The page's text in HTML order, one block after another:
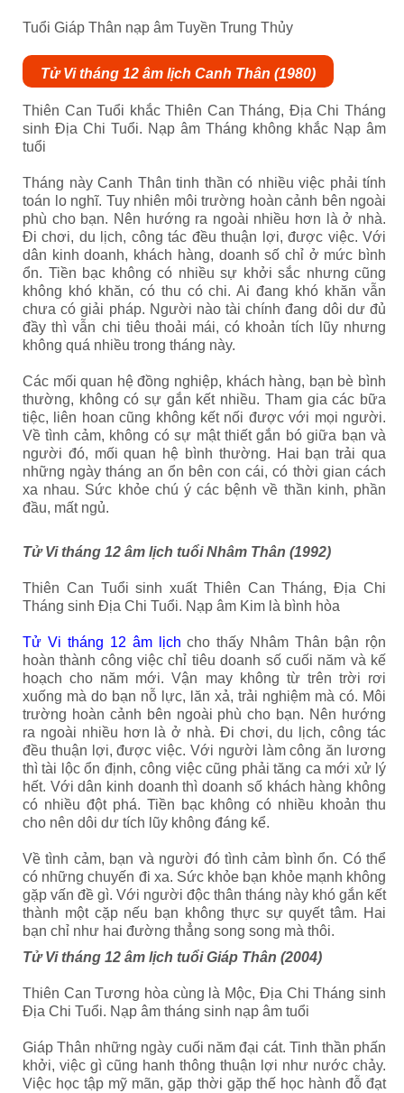
Tuổi Giáp Thân nạp âm Tuyền Trung Thủy
Tử Vi tháng 12 âm lịch Canh Thân (1980)
Thiên Can Tuổi khắc Thiên Can Tháng, Địa Chi Tháng
sinh Địa Chi Tuổi. Nạp âm Tháng không khắc Nạp âm
tuổi
Tháng này Canh Thân tinh thần có nhiều việc phải tính
toán lo nghĩ. Tuy nhiên môi trường hoàn cảnh bên ngoài
phù cho bạn. Nên hướng ra ngoài nhiều hơn là ở nhà.
Đi chơi, du lịch, công tác đều thuận lợi, được việc. Với
dân kinh doanh, khách hàng, doanh số chỉ ở mức bình
ổn. Tiền bạc không có nhiều sự khởi sắc nhưng cũng
không khó khăn, có thu có chi. Ai đang khó khăn vẫn
chưa có giải pháp. Người nào tài chính đang dôi dư đủ
đầy thì vẫn chi tiêu thoải mái, có khoản tích lũy nhưng
không quá nhiều trong tháng này.
Các mối quan hệ đồng nghiệp, khách hàng, bạn bè bình
thường, không có sự gắn kết nhiều. Tham gia các bữa
tiệc, liên hoan cũng không kết nối được với mọi người.
Về tình cảm, không có sự mật thiết gắn bó giữa bạn và
người đó, mối quan hệ bình thường. Hai bạn trải qua
những ngày tháng an ổn bên con cái, có thời gian cách
xa nhau. Sức khỏe chú ý các bệnh về thần kinh, phần
đầu, mất ngủ.
Tử Vi tháng 12 âm lịch tuổi Nhâm Thân (1992)
Thiên Can Tuổi sinh xuất Thiên Can Tháng,Địa Chi
Tháng sinh Địa Chi Tuổi. Nạp âm Kim là bình hòa
Tử Vi tháng 12 âm lịch cho thấy Nhâm Thân bận rộn
hoàn thành công việc chỉ tiêu doanh số cuối năm và kế
hoạch cho năm mới. Vận may không từ trên trời rơi
xuống mà do bạn nỗ lực, lăn xả, trải nghiệm mà có. Môi
trường hoàn cảnh bên ngoài phù cho bạn. Nên hướng
ra ngoài nhiều hơn là ở nhà. Đi chơi, du lịch, công tác
đều thuận lợi, được việc. Với người làm công ăn lương
thì tài lộc ổn định, công việc cũng phải tăng ca mới xử lý
hết. Với dân kinh doanh thì doanh số khách hàng không
có nhiều đột phá. Tiền bạc không có nhiều khoản thu
cho nên dôi dư tích lũy không đáng kể.
Về tình cảm, bạn và người đó tình cảm bình ổn. Có thể
có những chuyến đi xa. Sức khỏe bạn khỏe mạnh không
gặp vấn đề gì. Với người độc thân tháng này khó gắn kết
thành một cặp nếu bạn không thực sự quyết tâm. Hai
bạn chỉ như hai đường thẳng song song mà thôi.
Tử Vi tháng 12 âm lịch tuổi Giáp Thân (2004)
Thiên Can Tương hòa cùng là Mộc, Địa Chi Tháng sinh
Địa Chi Tuổi. Nạp âm tháng sinh nạp âm tuổi
Giáp Thân những ngày cuối năm đại cát. Tinh thần phấn
khởi, việc gì cũng hanh thông thuận lợi như nước chảy.
Việc học tập mỹ mãn, gặp thời gặp thế học hành đỗ đạt